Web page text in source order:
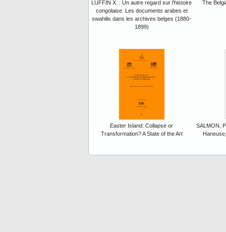
LUFFIN X. : Un autre regard sur l'histoire
congolaise. Les documents arabes et
swahilis dans les archives belges (1880-
1899)
The
Easter Island: Collapse or
Transformation? A State of the Art
SALMON,